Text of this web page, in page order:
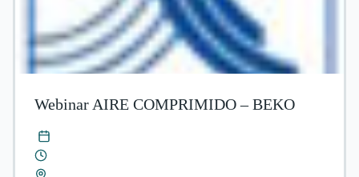
Webinar AIRE COMPRIMIDO – BEKO